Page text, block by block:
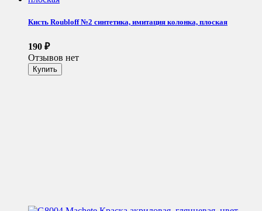
Кисть Roubloff №2 синтетика, имитация колонка, плоская
190 ₽
Отзывов нет